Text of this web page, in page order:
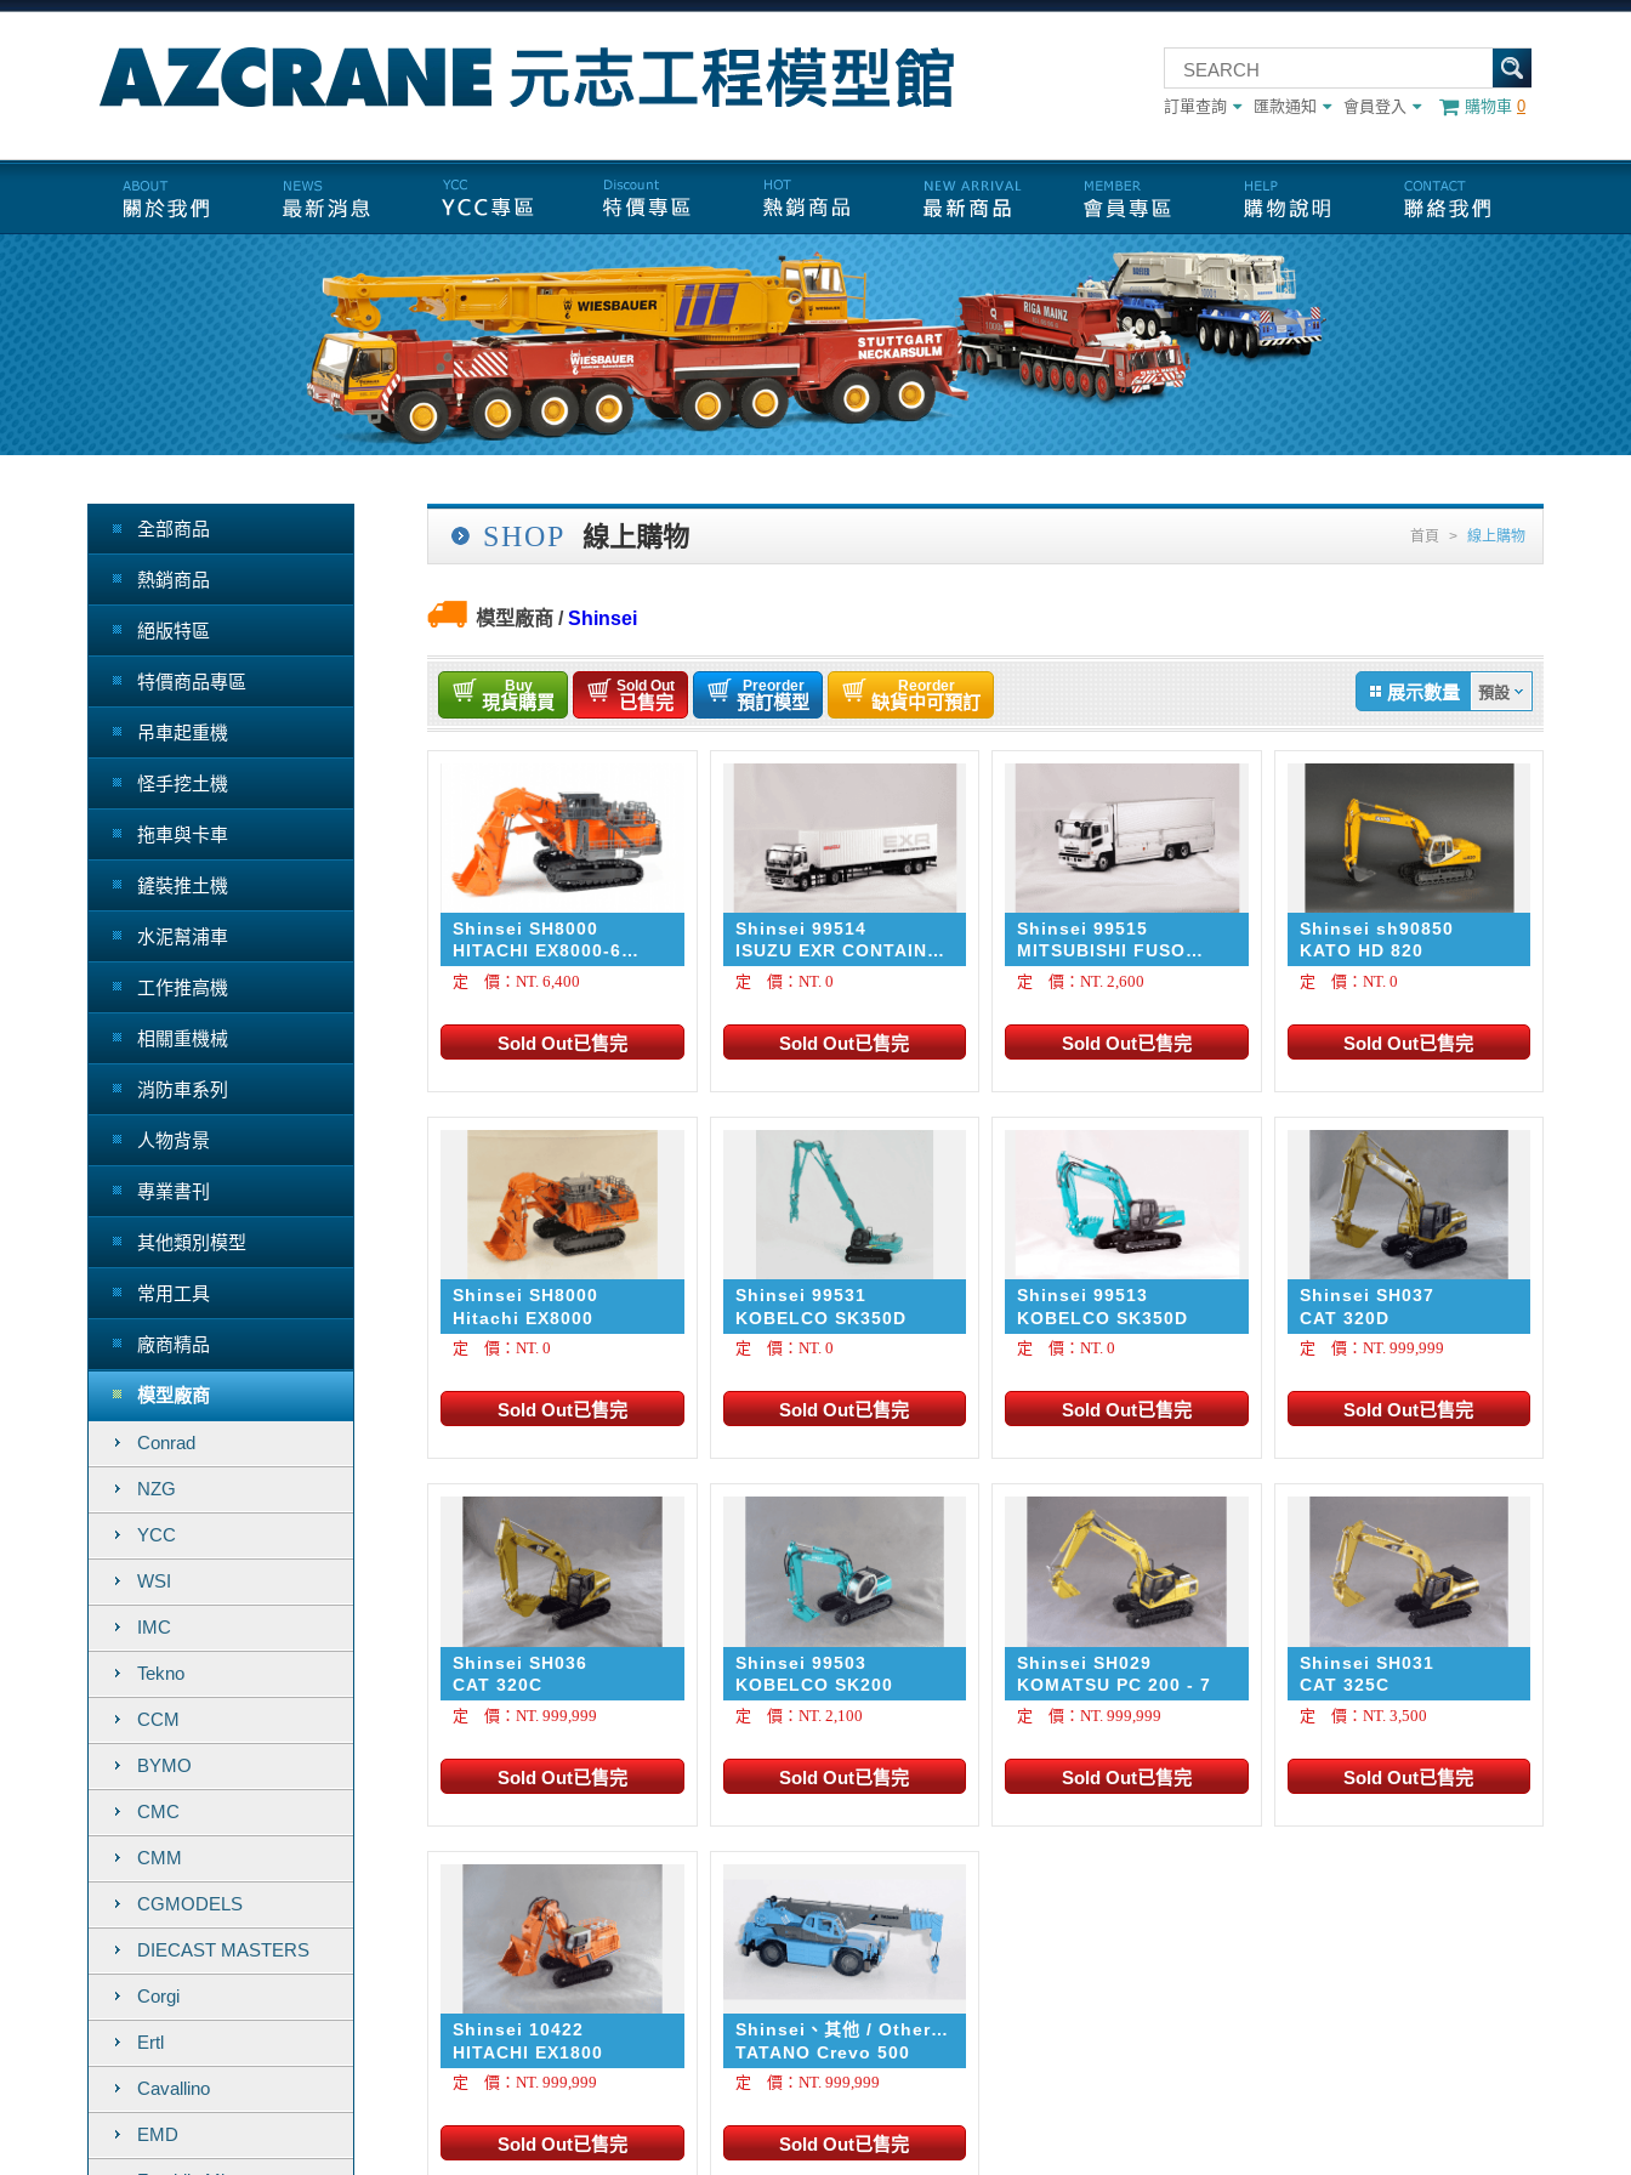
訂單查詢 匯款通知 會員登入 購物車 0
全部商品
熱銷商品
絕版特區
特價商品專區
吊車起重機
怪手挖土機
拖車與卡車
鏟裝推土機
水泥幫浦車
工作推高機
相關重機械
消防車系列
人物背景
專業書刊
其他類別模型
常用工具
廠商精品
模型廠商
Conrad
NZG
YCC
WSI
IMC
Tekno
CCM
BYMO
CMC
CMM
CGMODELS
DIECAST MASTERS
Corgi
Ertl
Cavallino
EMD
SHOP 線上購物 首頁 > 線上購物
模型廠商 /Shinsei
Buy
現貨購買
Sold Out
已售完
Preorder
預訂模型
Reorder
缺貨中可預訂 展示數量
Shinsei SH8000
HITACHI EX8000-6
diecast face shovel
TMC 1/87
定 價：NT. 6,400
Shinsei 99514
ISUZU EXR CONTAINER
TRAILER 運輸拖車
定 價：NT. 0
Shinsei 99515
MITSUBISHI FUSO
SUPER GREAT WING
CARGO TRUCK 運輸車
定 價：NT. 2,600
Shinsei sh90850
KATO HD 820
定 價：NT. 0
Shinsei SH8000
Hitachi EX8000
定 價：NT. 0
Shinsei 99531
KOBELCO SK350D
定 價：NT. 0
Shinsei 99513
KOBELCO SK350D
定 價：NT. 0
Shinsei SH037
CAT 320D
定 價：NT. 999,999
Shinsei SH036
CAT 320C
定 價：NT. 999,999
Shinsei 99503
KOBELCO SK200
定 價：NT. 2,100
Shinsei SH029
KOMATSU PC 200 - 7
定 價：NT. 999,999
Shinsei SH031
CAT 325C
定 價：NT. 3,500
Shinsei 10422
HITACHI EX1800
定 價：NT. 999,999
Shinsei、其他 / Other
SH697
TATANO Crevo 500
定 價：NT. 999,999